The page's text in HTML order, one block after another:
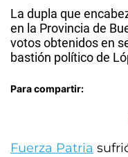
La dupla que
en la Provincia de
votos obtenidos en
bastión político de
Para compartir:
Fuerza Patria